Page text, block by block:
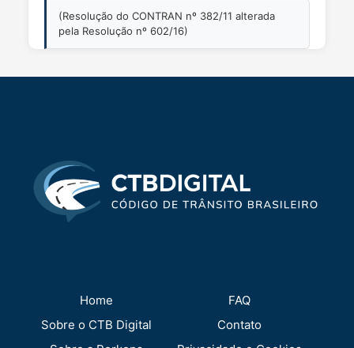
(Resolução do CONTRAN nº 382/11 alterada
pela Resolução nº 602/16)
Home
Sobre o CTB Digital
FAQ
Contato